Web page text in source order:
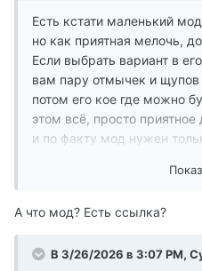
Есть кстати маленький
но как приятная мелочь,
Если выбрать вариант в
вам пару отмычек и
потом его кое где можно
этом всё, просто
и по факту мод нужен
возможность выкупить
Ведь с модом или без при
А что мод? Есть ссылка?
В 3/26/2026 в 3:07 PM,